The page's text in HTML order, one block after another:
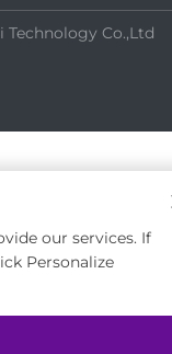
Technology Co.,Ltd
our services. If
Personalize